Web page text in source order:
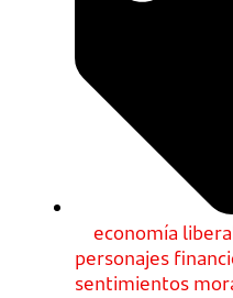
economía
personajes
sentimientos